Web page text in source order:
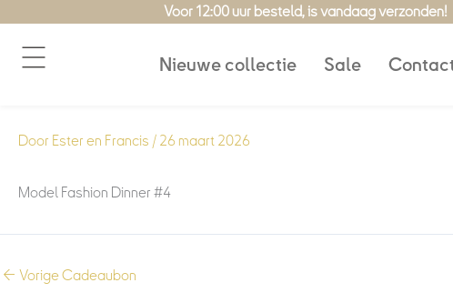
Voor 12:00 uur besteld, is vandaag verzonden!
Nieuwe collectie Sale
Door Ester en Francis / 26 maart 2026
Model Fashion Dinner #4
← Vorige Cadeaubon